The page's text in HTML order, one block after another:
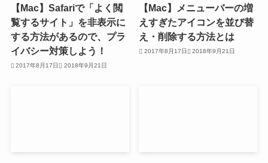
【Mac】Safariで「よく閲
覧するサイト」を非表示に
する方法があるので、プラ
イバシー対策しよう！
2017年8月17日 2018年9月21日
【Mac】メニューバーの増
えすぎたアイコンを並び替
え・削除する方法とは
2017年8月17日 2018年9月21日